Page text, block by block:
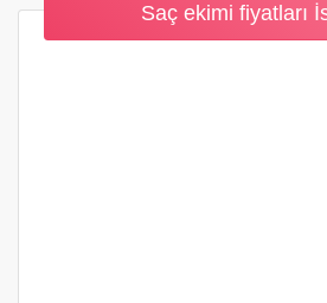
Saç ekimi fiyatları